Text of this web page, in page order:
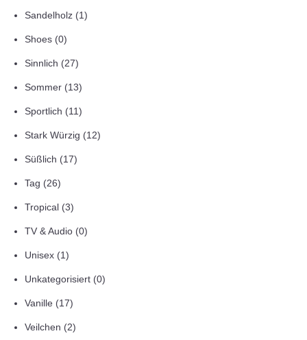
Sandelholz (1)
Shoes (0)
Sinnlich (27)
Sommer (13)
Sportlich (11)
Stark Würzig (12)
Süßlich (17)
Tag (26)
Tropical (3)
TV & Audio (0)
Unisex (1)
Unkategorisiert (0)
Vanille (17)
Veilchen (2)